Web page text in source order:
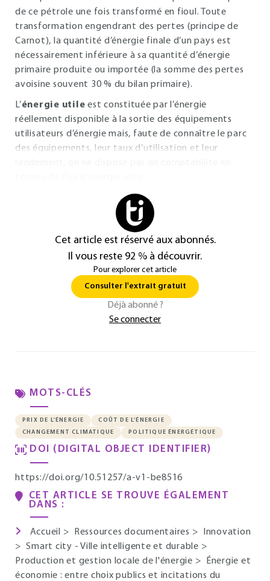
de ce pétrole une fois transformé en fioul. Toute
transformation engendrant des pertes (principe de
Carnot), la quantité d’énergie finale d’un pays est
nécessairement inférieure à sa quantité d’énergie
primaire produite ou importée (la somme des pertes
avoisine souvent 30 % du bilan primaire).
L’énergie utile est constituée par l’énergie
réellement disponible à la sortie des équipements
utilisateurs d’énergie mais, faute de connaître le parc
des équipements, leur taux d’utilisation et leur
Cet article est réservé aux abonnés.
Il vous reste 92 % à découvrir.
Pour explorer cet article
Consulter l'extrait gratuit
Déjà abonné ?
Se connecter
MOTS-CLÉS
PRIX DE L'ÉNERGIE
COÛT DE L'ÉNERGIE
CHANGEMENT CLIMATIQUE
POLITIQUE ÉNERGÉTIQUE
DOI (DIGITAL OBJECT IDENTIFIER)
https://doi.org/10.51257/a-v1-be8516
CET ARTICLE SE TROUVE ÉGALEMENT
DANS :
Accueil > Ressources documentaires >
Innovation
>Smart city - Ville intelligente et durable >
Production et gestion locale de l'énergie >
Énergie et
économie : entre choix publics et incitations du